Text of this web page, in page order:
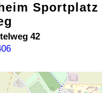
Sportplatz
42